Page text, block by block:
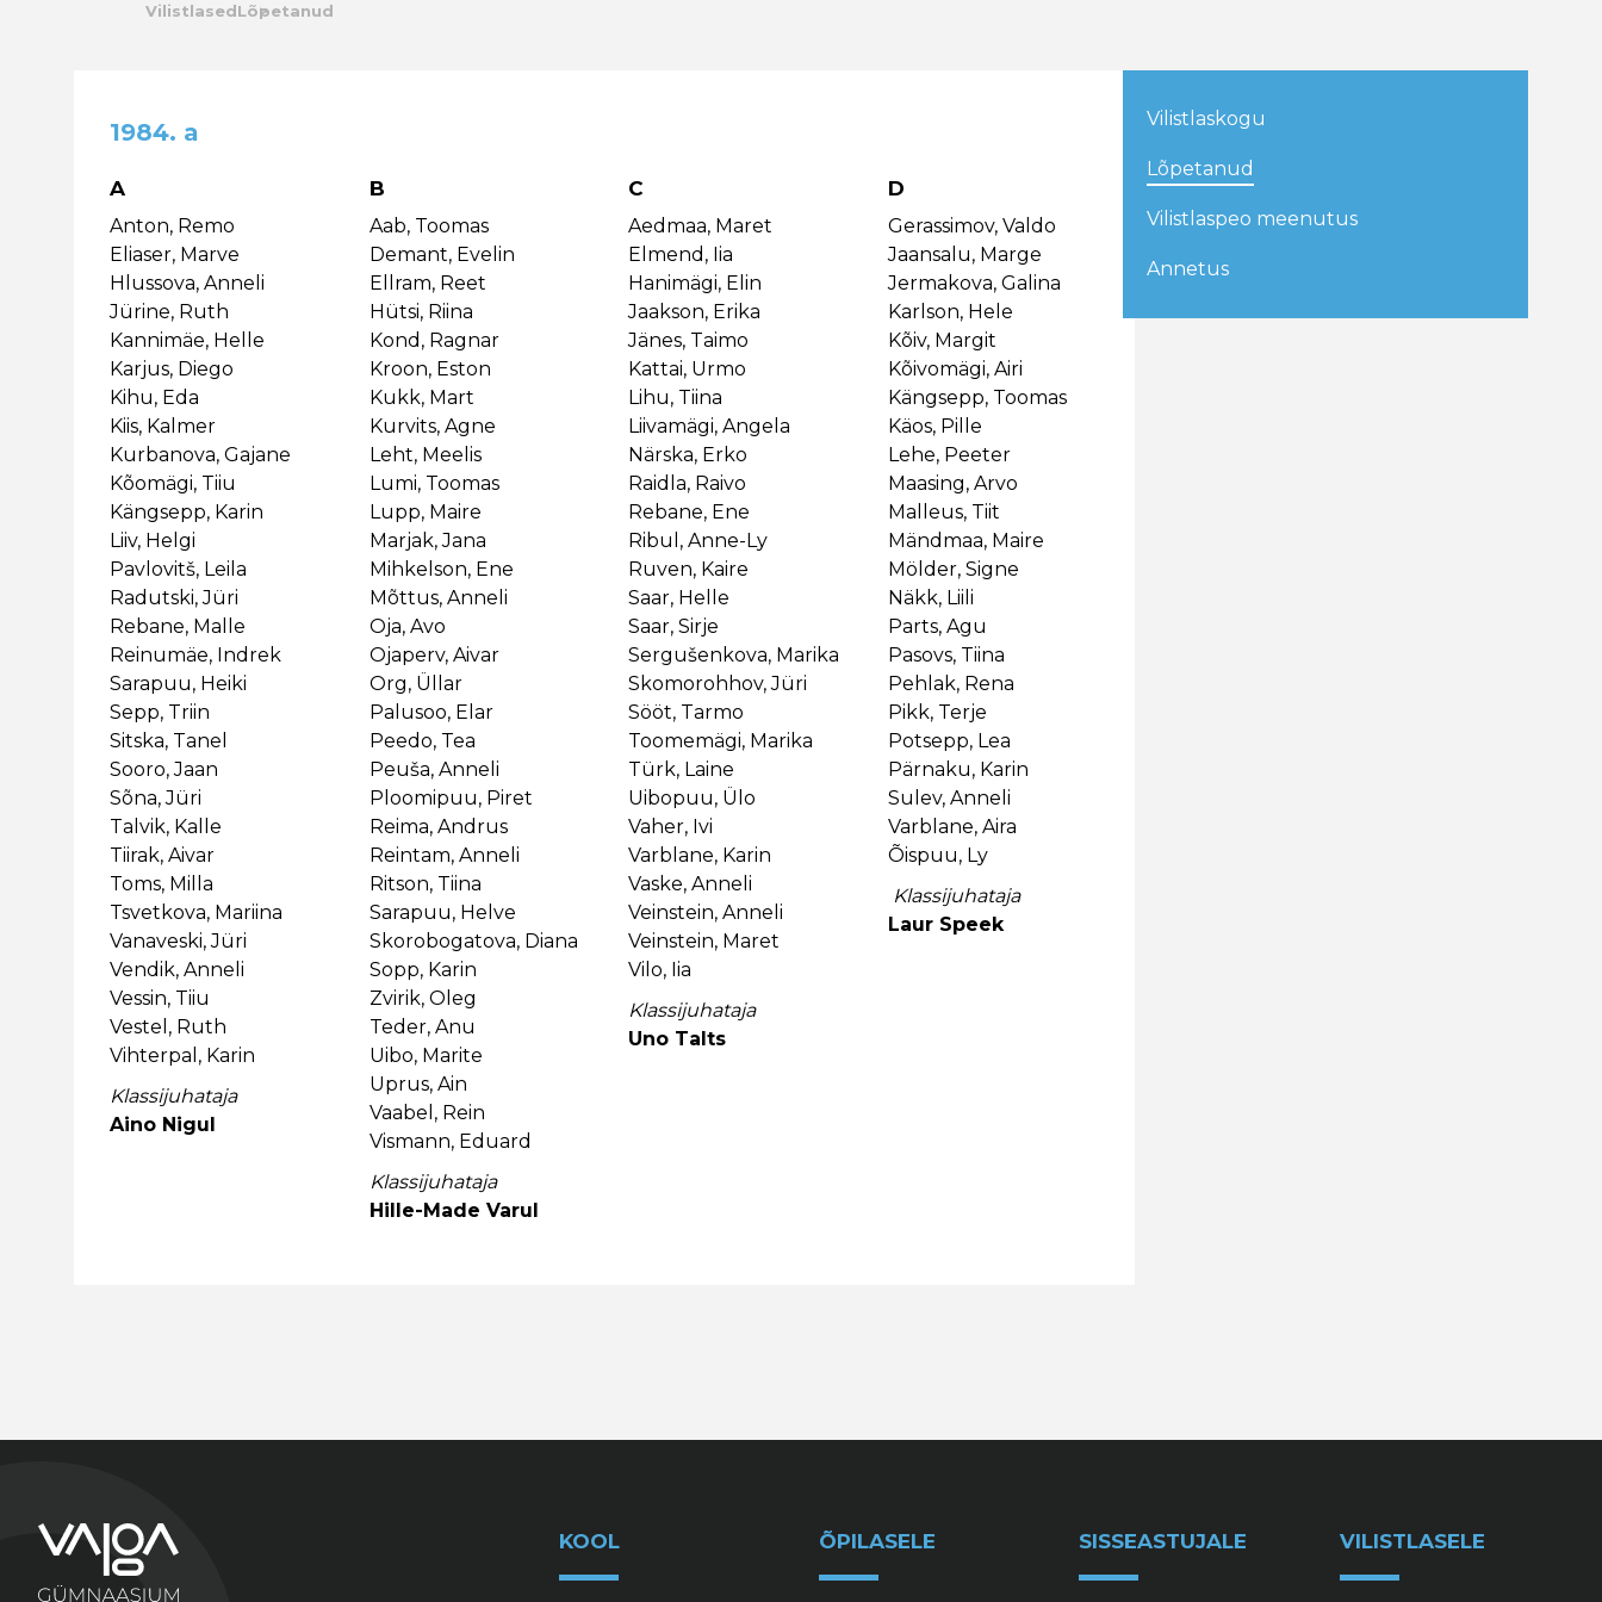
VilistlasedLõpetanud
1984. a
A
Anton, Remo
Eliaser, Marve
Hlussova, Anneli
Jürine, Ruth
Kannimäe, Helle
Karjus, Diego
Kihu, Eda
Kiis, Kalmer
Kurbanova, Gajane
Kõomägi, Tiiu
Kängsepp, Karin
Liiv, Helgi
Pavlovitš, Leila
Radutski, Jüri
Rebane, Malle
Reinumäe, Indrek
Sarapuu, Heiki
Sepp, Triin
Sitska, Tanel
Sooro, Jaan
Sõna, Jüri
Talvik, Kalle
Tiirak, Aivar
Toms, Milla
Tsvetkova, Mariina
Vanaveski, Jüri
Vendik, Anneli
Vessin, Tiiu
Vestel, Ruth
Vihterpal, Karin
Klassijuhataja
Aino Nigul
B
Aab, Toomas
Demant, Evelin
Ellram, Reet
Hütsi, Riina
Kond, Ragnar
Kroon, Eston
Kukk, Mart
Kurvits, Agne
Leht, Meelis
Lumi, Toomas
Lupp, Maire
Marjak, Jana
Mihkelson, Ene
Mõttus, Anneli
Oja, Avo
Ojaperv, Aivar
Org, Üllar
Palusoo, Elar
Peedo, Tea
Peuša, Anneli
Ploomipuu, Piret
Reima, Andrus
Reintam, Anneli
Ritson, Tiina
Sarapuu, Helve
Skorobogatova, Diana
Sopp, Karin
Zvirik, Oleg
Teder, Anu
Uibo, Marite
Uprus, Ain
Vaabel, Rein
Vismann, Eduard
Klassijuhataja
Hille-Made Varul
C
Aedmaa, Maret
Elmend, Iia
Hanimägi, Elin
Jaakson, Erika
Jänes, Taimo
Kattai, Urmo
Lihu, Tiina
Liivamägi, Angela
Närska, Erko
Raidla, Raivo
Rebane, Ene
Ribul, Anne-Ly
Ruven, Kaire
Saar, Helle
Saar, Sirje
Sergušenkova, Marika
Skomorohhov, Jüri
Sööt, Tarmo
Toomemägi, Marika
Türk, Laine
Uibopuu, Ülo
Vaher, Ivi
Varblane, Karin
Vaske, Anneli
Veinstein, Anneli
Veinstein, Maret
Vilo, Iia
Klassijuhataja
Uno Talts
D
Gerassimov, Valdo
Jaansalu, Marge
Jermakova, Galina
Karlson, Hele
Kõiv, Margit
Kõivomägi, Airi
Kängsepp, Toomas
Käos, Pille
Lehe, Peeter
Maasing, Arvo
Malleus, Tiit
Mändmaa, Maire
Mölder, Signe
Näkk, Liili
Parts, Agu
Pasovs, Tiina
Pehlak, Rena
Pikk, Terje
Potsepp, Lea
Pärnaku, Karin
Sulev, Anneli
Varblane, Aira
Õispuu, Ly
Klassijuhataja
Laur Speek
Vilistlaskogu
Lõpetanud
Vilistlaspeo meenutus
Annetus
KOOL ÕPILASELE SISSEASTUJALE VILISTLASELE
Järelvalve